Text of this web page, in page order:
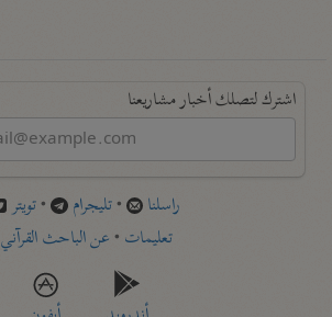
اشترك لتصلك أخبار مشاريعنا
راسلنا •تليجرام •تويتر
تعليمات •عن الباحث القرآني